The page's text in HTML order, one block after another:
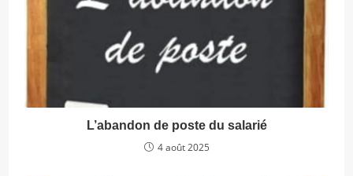
L’abandon de poste du salarié
4 août 2025